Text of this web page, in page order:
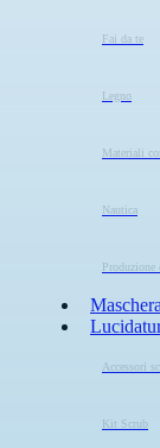
Fai da te
Legno
Materiali
Nautica
Accessori
Kit Scrub